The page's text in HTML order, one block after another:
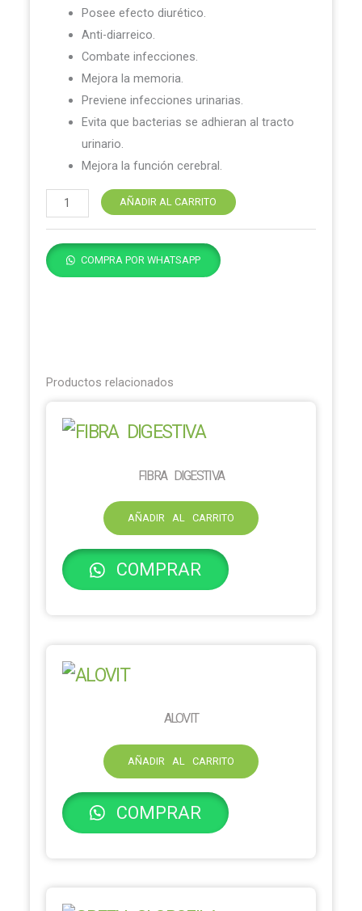
Posee efecto diurético.
Anti-diarreico.
Combate infecciones.
Mejora la memoria.
Previene infecciones urinarias.
Evita que bacterias se adhieran al tracto
urinario.
Mejora la función cerebral.
AÑADIR AL CARRITO
COMPRA POR WHATSAPP
Productos relacionados
FIBRA DIGESTIVA
AÑADIR AL CARRITO
COMPRAR
ALOVIT
AÑADIR AL CARRITO
COMPRAR